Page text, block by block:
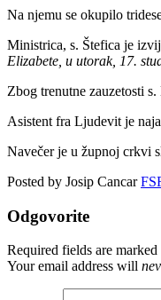
Na njemu se okupilo
Ministrica, s. Štefica je
Elizabete, u utorak, 17.
Zbog trenutne zauzetosti
Asistent fra Ljudevit je
Navečer je u župnoj crkvi
Posted by Josip Cancar
Odgovorite
Required fields are marked
Your email address will